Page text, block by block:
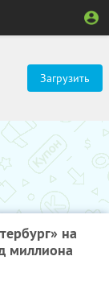
Загрузить
на
миллиона